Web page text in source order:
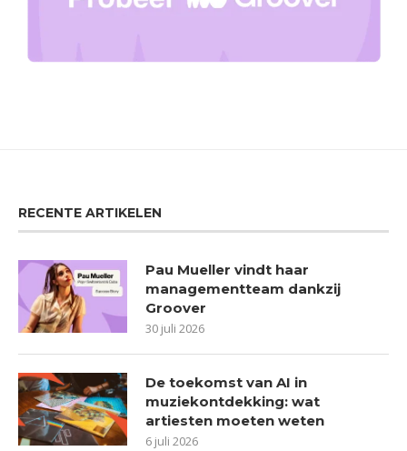
RECENTE ARTIKELEN
Pau Mueller vindt haar
managementteam dankzij
Groover
30 juli 2026
De toekomst van AI in
muziekontdekking: wat
artiesten moeten weten
6 juli 2026